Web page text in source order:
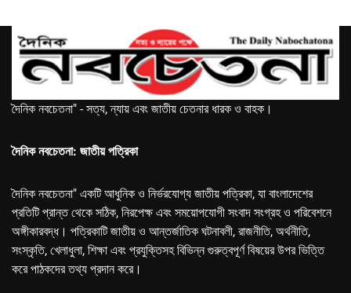
দৈনিক নবচেতনা" - সত্য, ন্যায় এবং জাতীয় চেতনার ধারক ও বাহক।
দৈনিক নবচেতনা: জাতীয় পত্রিকা
দৈনিক নবচেতনা" একটি আধুনিক ও নির্ভরযোগ্য জাতীয় পত্রিকা, যা বাংলাদেশের
প্রতিটি প্রান্ত থেকে সঠিক, নিরপেক্ষ এবং সময়োপযোগী সংবাদ সংগ্রহ ও পরিবেশনে
অঙ্গীকারবদ্ধ। পত্রিকাটি জাতীয় ও আন্তর্জাতিক ঘটনাবলী, রাজনীতি, অর্থনীতি,
সংস্কৃতি, খেলাধুলা, শিক্ষা এবং প্রযুক্তিসহ বিভিন্ন গুরুত্বপূর্ণ বিষয়ের উপর ভিত্তি
করে পাঠকদের তথ্য প্রদান করে।